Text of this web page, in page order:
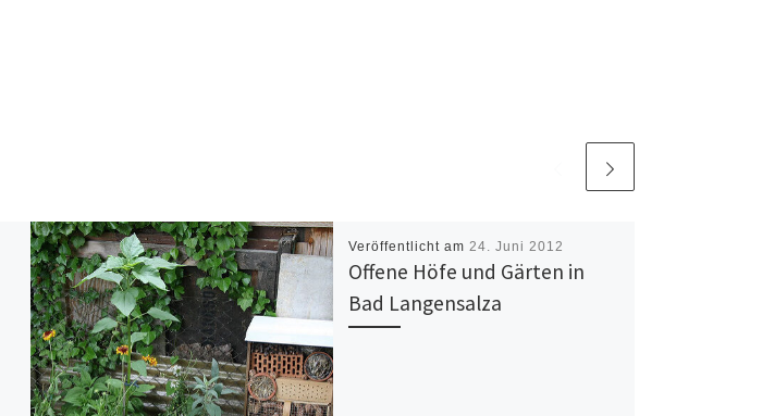
Veröffentlicht am 24. Juni 2012
Offene Höfe und Gärten in
Bad Langensalza